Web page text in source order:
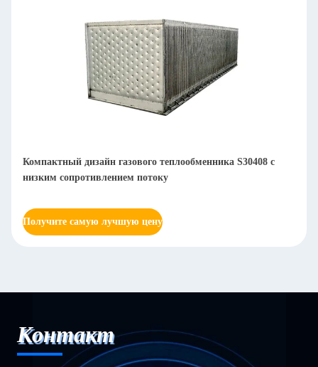
Дымовые газы или воздушные подушки воздух к воздуху
теплообменник стабильный эффективный и компактный
Получите самую лучшую цену
Контакт